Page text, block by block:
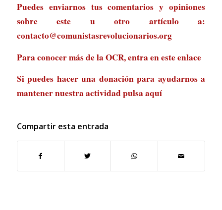
Puedes enviarnos tus comentarios y opiniones
sobre este u otro artículo a:
contacto@comunistasrevolucionarios.org
Para conocer más de la OCR, entra eneste enlace
Si puedes hacer una donación para ayudarnos a
mantener nuestra actividad pulsa aquí
Compartir esta entrada